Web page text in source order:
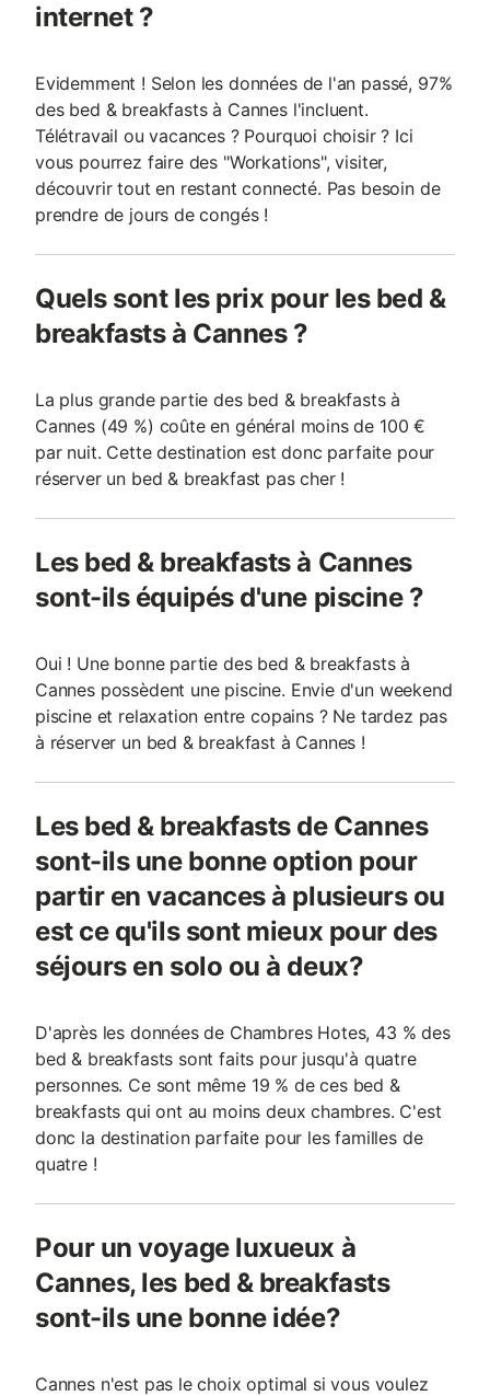
internet ?
Evidemment ! Selon les données de l'an passé, 97%
des bed & breakfasts à Cannes l'incluent.
Télétravail ou vacances ? Pourquoi choisir ? Ici
vous pourrez faire des "Workations", visiter,
découvrir tout en restant connecté. Pas besoin de
prendre de jours de congés !
Quels sont les prix pour les bed &
breakfasts à Cannes ?
La plus grande partie des bed & breakfasts à
Cannes (49 %) coûte en général moins de 100 €
par nuit. Cette destination est donc parfaite pour
réserver un bed & breakfast pas cher !
Les bed & breakfasts à Cannes
sont-ils équipés d'une piscine ?
Oui ! Une bonne partie des bed & breakfasts à
Cannes possèdent une piscine. Envie d'un weekend
piscine et relaxation entre copains ? Ne tardez pas
à réserver un bed & breakfast à Cannes !
Les bed & breakfasts de Cannes
sont-ils une bonne option pour
partir en vacances à plusieurs ou
est ce qu'ils sont mieux pour des
séjours en solo ou à deux?
D'après les données de Chambres Hotes, 43 % des
bed & breakfasts sont faits pour jusqu'à quatre
personnes. Ce sont même 19 % de ces bed &
breakfasts qui ont au moins deux chambres. C'est
donc la destination parfaite pour les familles de
quatre !
Pour un voyage luxueux à
Cannes, les bed & breakfasts
sont-ils une bonne idée?
Cannes n'est pas le choix optimal si vous voulez